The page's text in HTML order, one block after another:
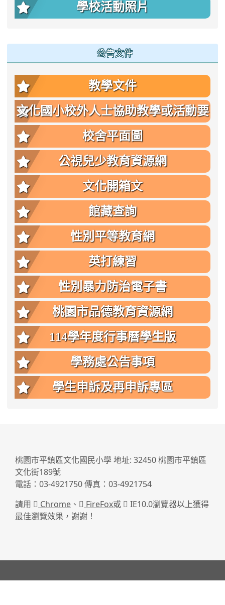
學校活動照片
公告文件
教學文件
文化國小校外人士協助教學或活動要
點
校舍平面圖
公視兒少教育資源網
文化開箱文
館藏查詢
性別平等教育網
英打練習
性別暴力防治電子書
桃園市品德教育資源網
114學年度行事曆學生版
學務處公告事項
學生申訴及再申訴專區
桃園市平鎮區文化國民小學 地址: 32450 桃園市平鎮區
文化街189號
電話：03-4921750 傳真：03-4921754
請用
Chrome 、 FireFox或
IE10.0瀏覽器以上獲得
最佳瀏覽效果，謝謝！